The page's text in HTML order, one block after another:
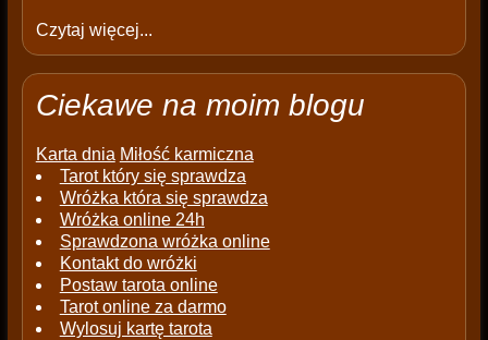
Czytaj więcej...
Ciekawe na moim blogu
Karta dnia Miłość karmiczna
Tarot który się sprawdza
Wróżka która się sprawdza
Wróżka online 24h
Sprawdzona wróżka online
Kontakt do wróżki
Postaw tarota online
Tarot online za darmo
Wylosuj kartę tarota